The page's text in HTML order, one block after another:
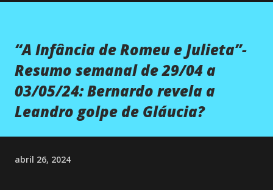
“A Infância de Romeu e Julieta”-
Resumo semanal de 29/04 a
03/05/24: Bernardo revela a
Leandro golpe de Gláucia?
abril 26, 2024